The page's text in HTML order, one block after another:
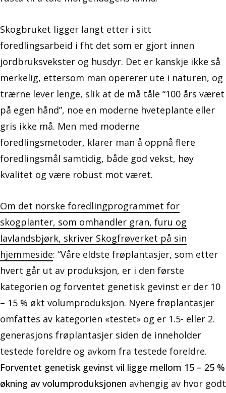
Skogbruket ligger langt etter i sitt
foredlingsarbeid i fht det som er gjort innen
jordbruksvekster og husdyr. Det er kanskje ikke så
merkelig, ettersom man opererer ute i naturen, og
trærne lever lenge, slik at de må tåle “100 års været
på egen hånd”, noe en moderne hveteplante eller
gris ikke må. Men med moderne
foredlingsmetoder, klarer man å oppnå flere
foredlingsmål samtidig, både god vekst, høy
kvalitet og være robust mot været.
Om det norske foredlingprogrammet for
skogplanter, som omhandler gran, furu og
lavlandsbjørk, skriver Skogfrøverket på sin
hjemmeside: “Våre eldste frøplantasjer, som etter
hvert går ut av produksjon, er i den første
kategorien og forventet genetisk gevinst er der 10
– 15 % økt volumproduksjon. Nyere frøplantasjer
omfattes av kategorien «testet» og er 1.5- eller 2.
generasjons frøplantasjer siden de inneholder
testede foreldre og avkom fra testede foreldre.
Forventet genetisk gevinst vil ligge mellom 15 – 25 %
økning av volumproduksjonen avhengig av hvor godt